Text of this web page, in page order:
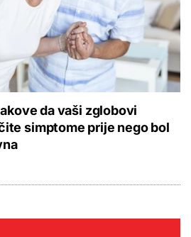
da vaši zglobovi
simptome prije nego bol